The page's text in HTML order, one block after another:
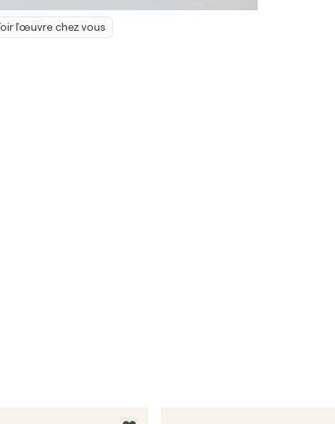
l'œuvre chez vous